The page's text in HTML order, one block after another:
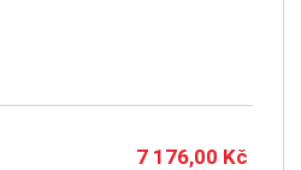
7 176,00 Kč